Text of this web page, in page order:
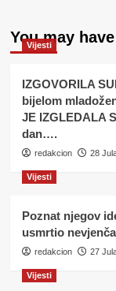
You may
Vijesti
IZGOVORILA
bijelom
JE IZGLEDALA
dan….
redakcion 28
Vijesti
Poznat njegov
usmrtio
redakcion 27
Vijesti